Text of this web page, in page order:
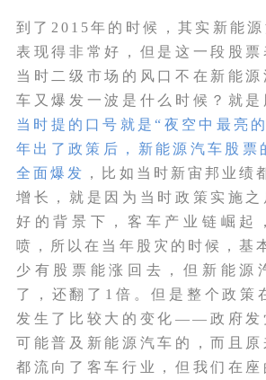
到了2015年的时候，其实新能
表现得非常好，但是这一段股票
当时二级市场的风口不在新能
车又爆发一波是什么时候？就
当时提的口号就是“夜空中最亮
年出了政策后，新能源汽车股票
全面爆发 ，比如当时新宙邦业绩
增长，就是因为当时政策实施之
好的背景下，客车产业链崛起
喷，所以在当年股灾的时候，基
少有股票能涨回去，但新能源
了，还翻了1倍。但是整个政策
发生了比较大的变化——政府发
可能普及新能源汽车的，而且原
都流向了客车行业，但我们在座